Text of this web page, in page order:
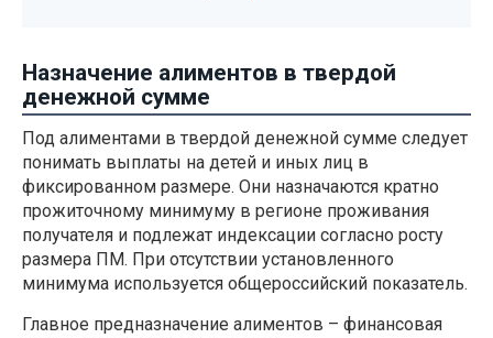
Назначение алиментов в твердой
денежной сумме
Под алиментами в твердой денежной сумме следует
понимать выплаты на детей и иных лиц в
фиксированном размере. Они назначаются кратно
прожиточному минимуму в регионе проживания
получателя и подлежат индексации согласно росту
размера ПМ. При отсутствии установленного
минимума используется общероссийский показатель.
Главное предназначение алиментов – финансовая